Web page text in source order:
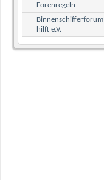
Forenregeln
Binnenschifferforum
hilft e.V.